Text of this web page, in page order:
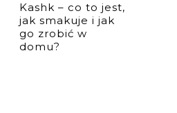
Kashk – co to jest,
jak smakuje i jak
go zrobić w
domu?